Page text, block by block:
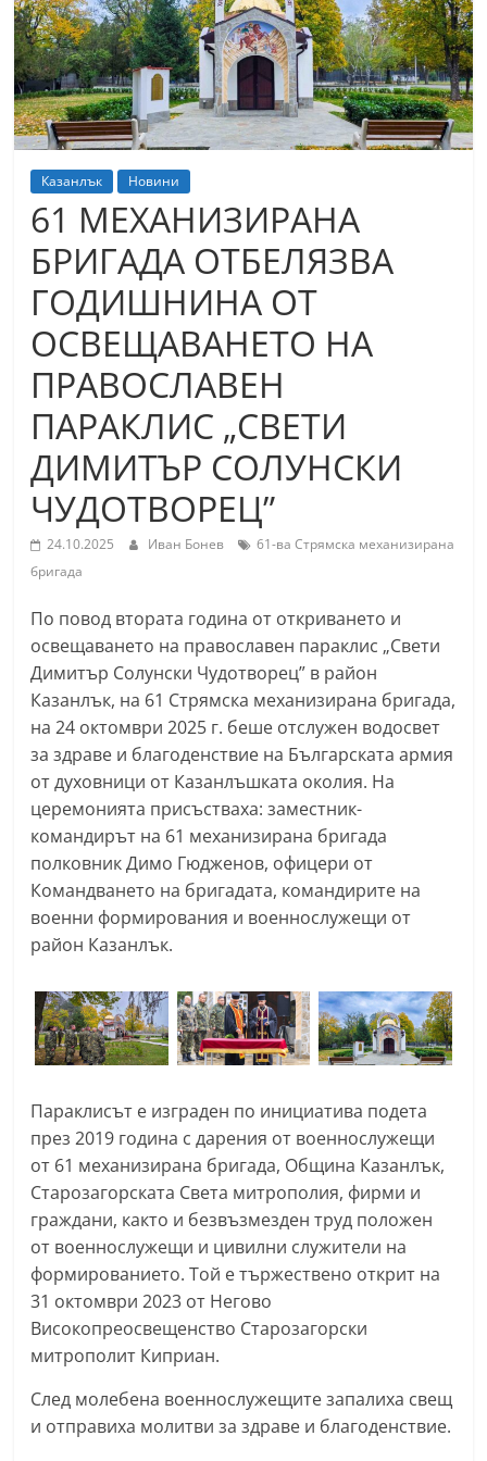
т
К
а
з
а
н
л
ъ
к
и
б
л
а
с
т
С
т
а
З
г
о
р
а
–
k
a
n
l
a
i
n
f
o
,
k
a
z
a
n
Казанлък Новини
61 МЕХАНИЗИРАНА
БРИГАДА ОТБЕЛЯЗВА
ГОДИШНИНА ОТ
ОСВЕЩАВАНЕТО НА
ПРАВОСЛАВЕН
ПАРАКЛИС „СВЕТИ
ДИМИТЪР СОЛУНСКИ
ЧУДОТВОРЕЦ”
24.10.2025 Иван Бонев
61-ва Стрямска механизирана
бригада
По повод втората година от откриването и
освещаването на православен параклис „Свети
Димитър Солунски Чудотворец” в район
Казанлък, на 61 Стрямска механизирана бригада,
на 24 октомври 2025 г. беше отслужен водосвет
за здраве и благоденствие на Българската армия
от духовници от Казанлъшката околия. На
церемонията присъстваха: заместник-
командирът на 61 механизирана бригада
полковник Димо Гюдженов, офицери от
Командването на бригадата, командирите на
военни формирования и военнослужещи от
район Казанлък.
Параклисът е изграден по инициатива подета
през 2019 година с дарения от военнослужещи
от 61 механизирана бригада, Община Казанлък,
Старозагорската Света митрополия, фирми и
граждани, както и безвъзмезден труд положен
от военнослужещи и цивилни служители на
формированието. Той е тържествено открит на
31 октомври 2023 от Негово
Високопреосвещенство Старозагорски
митрополит Киприан.
След молебена военнослужещите запалиха свещ
и отправиха молитви за здраве и благоденствие.